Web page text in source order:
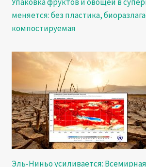
меняется: без пластика,
компостируемая
Эль-Ниньо усиливается: Всемирная